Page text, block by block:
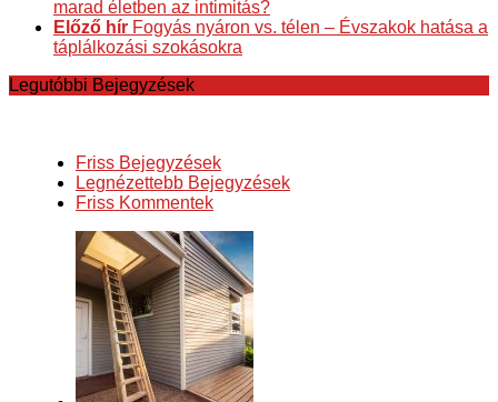
marad életben az intimitás?
Előző hír Fogyás nyáron vs. télen – Évszakok hatása a
táplálkozási szokásokra
Legutóbbi Bejegyzések
Friss Bejegyzések
Legnézettebb Bejegyzések
Friss Kommentek